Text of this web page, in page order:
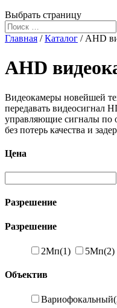
Выбрать страницу
Главная /Каталог / AHD
AHD
Видеокамеры новейшей
передавать видеосигнал
управляющие сигналы по
без потерь качества и
Цена
Разрешение
Разрешение
2Мп(1) 5Мп(2)
Объектив
Вариофокальный